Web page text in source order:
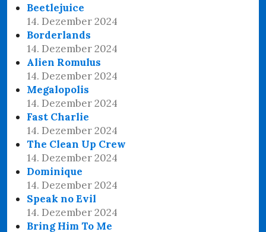
Beetlejuice
14. Dezember 2024
Borderlands
14. Dezember 2024
Alien Romulus
14. Dezember 2024
Megalopolis
14. Dezember 2024
Fast Charlie
14. Dezember 2024
The Clean Up Crew
14. Dezember 2024
Dominique
14. Dezember 2024
Speak no Evil
14. Dezember 2024
Bring Him To Me